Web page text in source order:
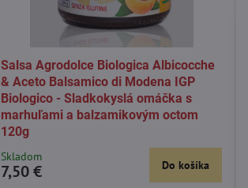
Salsa Agrodolce Biologica Albicocche
& Aceto Balsamico di Modena IGP
Biologico - Sladkokyslá omáčka s
marhuľami a balzamikovým octom
120g
Skladom
7,50 € Do košíka